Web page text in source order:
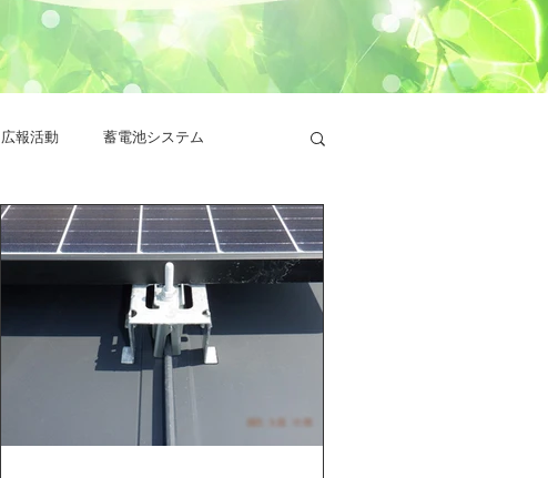
広報活動 蓄電池システム
ート設置 田淵電機
リシー シャープ蓄電池
山復興プロジェクト